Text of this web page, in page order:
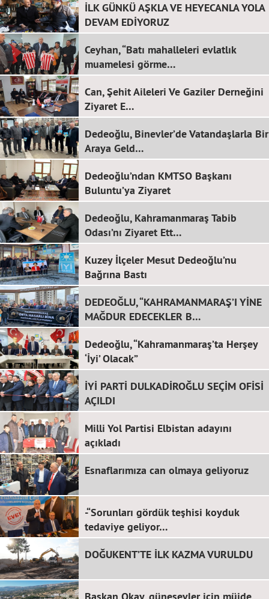
İLK GÜNKÜ AŞKLA VE HEYECANLA YOLA
DEVAM EDİYORUZ
Ceyhan, “Batı mahalleleri evlatlık
muamelesi görme…
Can, Şehit Aileleri Ve Gaziler Derneğini
Ziyaret E…
Dedeoğlu, Binevler’de Vatandaşlarla Bir
Araya Geld…
Dedeoğlu’ndan KMTSO Başkanı
Buluntu’ya Ziyaret
Dedeoğlu, Kahramanmaraş Tabib
Odası’nı Ziyaret Ett…
Kuzey İlçeler Mesut Dedeoğlu’nu
Bağrına Bastı
DEDEOĞLU, “KAHRAMANMARAŞ’I YİNE
MAĞDUR EDECEKLER B…
Dedeoğlu, “Kahramanmaraş’ta Herşey
‘İyi’ Olacak”
İYİ PARTİ DULKADİROĞLU SEÇİM OFİSİ
AÇILDI
Milli Yol Partisi Elbistan adayını
açıkladı
Esnaflarımıza can olmaya geliyoruz
-“Sorunları gördük teşhisi koyduk
tedaviye geliyor…
DOĞUKENT’TE İLK KAZMA VURULDU